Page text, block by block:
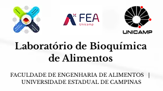
Laboratório de Bioquímica
deAlimentos
FACULDADE DE ENGENHARIA DE ALIMENTOS |
UNIVERSIDADE ESTADUAL DE CAMPINAS